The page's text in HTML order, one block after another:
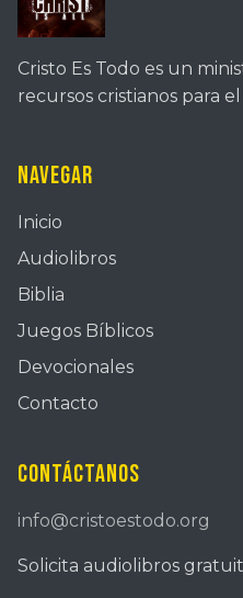
Cristo Es Todo es un
recursos cristianos para
Navegar
Inicio
Audiolibros
Biblia
Juegos Bíblicos
Devocionales
Contacto
Contáctanos
info@cristoestodo.org
Solicita audiolibros